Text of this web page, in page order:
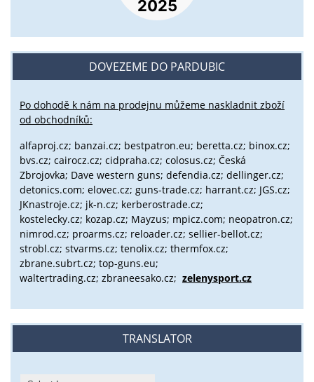
DOVEZEME DO PARDUBIC
Po dohodě k nám na prodejnu můžeme naskladnit zboží
od obchodníků:
alfaproj.cz; banzai.cz; bestpatron.eu; beretta.cz; binox.cz;
bvs.cz; cairocz.cz; cidpraha.cz; colosus.cz; Česká
Zbrojovka; Dave western guns; defendia.cz; dellinger.cz;
detonics.com; elovec.cz; guns-trade.cz; harrant.cz; JGS.cz;
JKnastroje.cz; jk-n.cz; kerberostrade.cz;
kostelecky.cz; kozap.cz; Mayzus; mpicz.com; neopatron.cz;
nimrod.cz; proarms.cz; reloader.cz; sellier-bellot.cz;
strobl.cz; stvarms.cz; tenolix.cz; thermfox.cz;
zbrane.subrt.cz; top-guns.eu;
waltertrading.cz; zbraneesako.cz; zelenysport.cz
TRANSLATOR